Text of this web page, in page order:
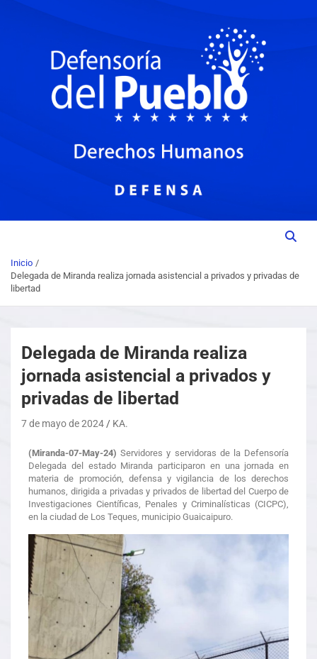
DEFENSORIA DEL PUEBLO
Institución del Poder Ciudadano para la Promoción, Defensa y
Inicio
Delegada de Miranda realiza jornada asistencial a privados y privadas de
libertad
Delegada de Miranda realiza
jornada asistencial a privados y
privadas de libertad
7 de mayo de 2024 KA.
(Miranda-07-May-24) Servidores y servidoras de la Defensoría
Delegada del estado Miranda participaron en una jornada en
materia de promoción, defensa y vigilancia de los derechos
humanos, dirigida a privadas y privados de libertad del Cuerpo de
Investigaciones Científicas, Penales y Criminalísticas (CICPC),
en la ciudad de Los Teques, municipio Guaicaipuro.